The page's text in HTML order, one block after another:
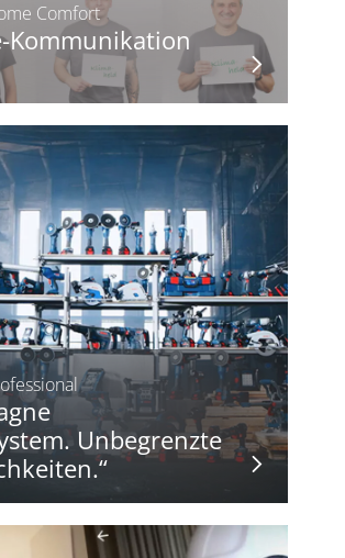
Comfort
Kommunikation
Unbegrenzte